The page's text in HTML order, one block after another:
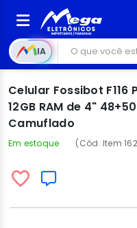
IA
Celular Fossibot F116
12GB RAM de 4"
Camuflado
Em estoque (Cód. Item